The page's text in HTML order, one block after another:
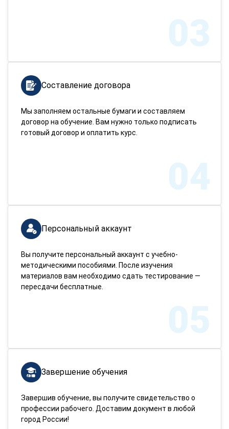
03
Составление договора
Мы заполняем остальные бумаги и составляем
договор на обучение. Вам нужно только подписать
готовый договор и оплатить курс.
04
Персональный аккаунт
Вы получите персональный аккаунт с учебно-
методическими пособиями. После изучения
материалов вам необходимо сдать тестирование —
пересдачи бесплатные.
05
Завершение обучения
Завершив обучение, вы получите свидетельство о
профессии рабочего. Доставим документ в любой
город России!